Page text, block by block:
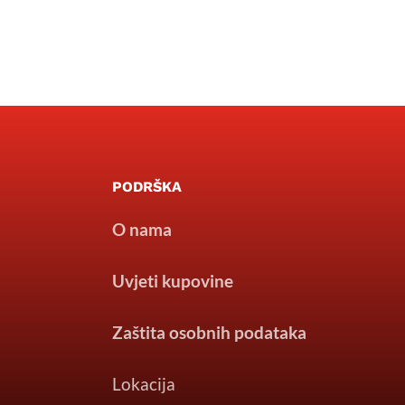
PODRŠKA
O nama
Uvjeti kupovine
Zaštita osobnih podataka
Lokacija